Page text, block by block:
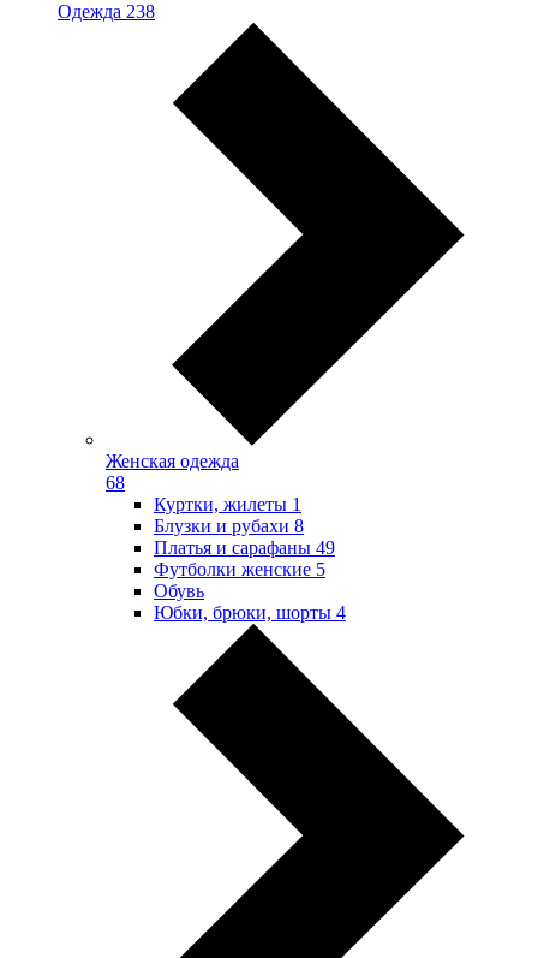
Одежда 238
Женская одежда
68
Куртки, жилеты 1
Блузки и рубахи 8
Платья и сарафаны 49
Футболки женские 5
Обувь
Юбки, брюки, шорты 4